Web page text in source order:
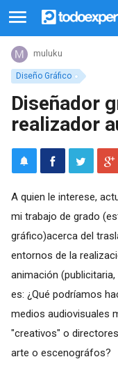
Diseño Gráfico
muluku
Diseñador
realizador
A quien le interese,
mi trabajo de grado
gráfico)acerca del
entornos de la
animación
es: ¿Qué podríamos
medios audiovisuales
"creativos" o
arte o escenográfos?